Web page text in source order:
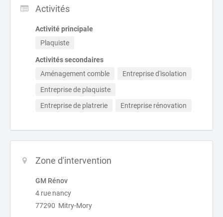
Activités
Activité principale
Plaquiste
Activités secondaires
Aménagement comble
Entreprise d'isolation
Entreprise de plaquiste
Entreprise de platrerie
Entreprise rénovation
Zone d'intervention
GM Rénov
4 rue nancy
77290 Mitry-Mory